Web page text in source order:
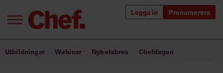
Logga in Prenumerera
Bra ledare förändrar världen
Utbildningar Webinar Nyhetsbrev Chefdagen